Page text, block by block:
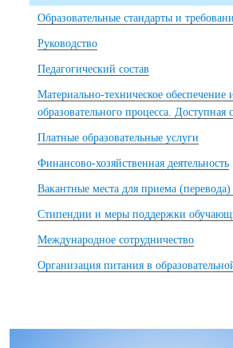
Образовательные стандарты и
Руководство
Педагогический состав
Материально-техническое обеспечение
образовательного процесса. Доступная
Платные образовательные услуги
Финансово-хозяйственная деятельность
Вакантные места для приема
Стипендии и меры поддержки
Международное сотрудничество
Организация питания в